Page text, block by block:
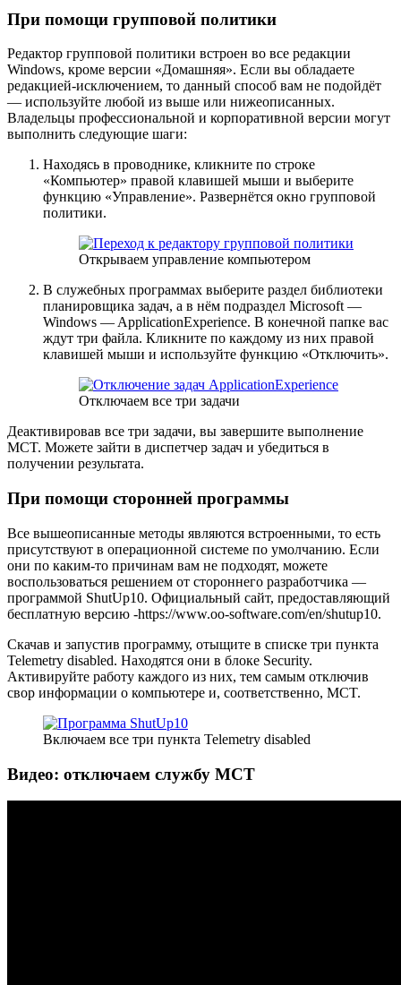
При помощи групповой политики
Редактор групповой политики встроен во все редакции
Windows, кроме версии «Домашняя». Если вы обладаете
редакцией-исключением, то данный способ вам не подойдёт
— используйте любой из выше или нижеописанных.
Владельцы профессиональной и корпоративной версии могут
выполнить следующие шаги:
Находясь в проводнике, кликните по строке
«Компьютер» правой клавишей мыши и выберите
функцию «Управление». Развернётся окно групповой
политики.
Открываем управление компьютером
В служебных программах выберите раздел библиотеки
планировщика задач, а в нём подраздел Microsoft —
Windows — ApplicationExperience. В конечной папке вас
ждут три файла. Кликните по каждому из них правой
клавишей мыши и используйте функцию «Отключить».
Отключаем все три задачи
Деактивировав все три задачи, вы завершите выполнение
MCT. Можете зайти в диспетчер задач и убедиться в
получении результата.
При помощи сторонней программы
Все вышеописанные методы являются встроенными, то есть
присутствуют в операционной системе по умолчанию. Если
они по каким-то причинам вам не подходят, можете
воспользоваться решением от стороннего разработчика —
программой ShutUp10. Официальный сайт, предоставляющий
бесплатную версию -https://www.oo-software.com/en/shutup10.
Скачав и запустив программу, отыщите в списке три пункта
Telemetry disabled. Находятся они в блоке Security.
Активируйте работу каждого из них, тем самым отключив
свор информации о компьютере и, соответственно, MCT.
Включаем все три пункта Telemetry disabled
Видео: отключаем службу MCT